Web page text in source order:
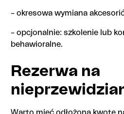
– okresowa wymiana
– opcjonalnie: szkolenie lub
behawioralne.
Rezerwa na